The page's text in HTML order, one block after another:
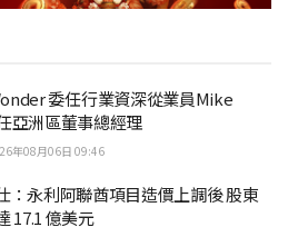
委任行業資深從業員Mike
亞洲區董事總經理
年08月06日 09:46
：永利阿聯酋項目造價上調後 股東
17.1 億美元